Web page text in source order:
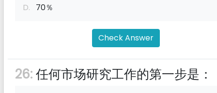
D. 70％
Check Answer
26:任何市场研究工作的第一步是：